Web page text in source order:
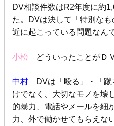
DV相談件数はR2年度に約
た。DVは決して「特別な
近に起こっている問題なんで
小松 どういったことがＤ
中村 DVは「殴る」・「
けでなく、大切なモノを壊
的暴力、電話やメールを細
力、外で働かせてもらえな